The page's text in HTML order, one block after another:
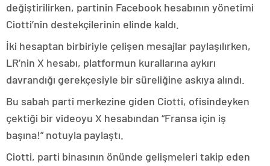
değiştirilirken, partinin Facebook hesabının yönetimi
Ciotti’nin destekçilerinin elinde kaldı.
İki hesaptan birbiriyle çelişen mesajlar paylaşılırken,
LR’nin X hesabı, platformun kurallarına aykırı
davrandığı gerekçesiyle bir süreliğine askıya alındı.
Bu sabah parti merkezine giden Ciotti, ofisindeyken
çektiği bir videoyu X hesabından “Fransa için iş
başına!” notuyla paylaştı.
Ciotti, parti binasının önünde gelişmeleri takip eden